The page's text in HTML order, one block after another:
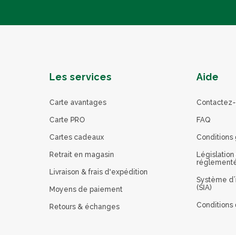
Les services
Carte avantages
Carte PRO
Cartes cadeaux
Retrait en magasin
Livraison & frais d'expédition
Moyens de paiement
Retours & échanges
Aide
FAQ
Conditions
Système
(SIA)
Conditions